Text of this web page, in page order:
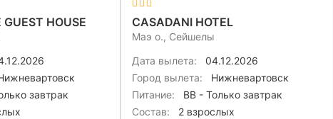
GUEST HOUSE
завтрак
CASADANI HOTEL
Маэ о., Сейшелы
Дата вылета:
04.12.2026
Город вылета:
Нижневартовск
Питание:
BB - Только завтрак
Состав:
2 взрослых